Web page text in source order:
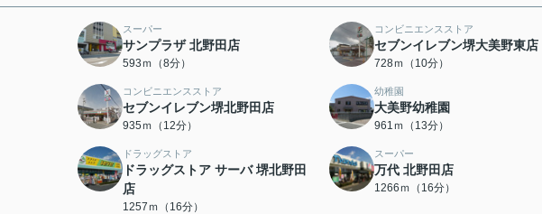
スーパー
サンプラザ 北野田店
593ｍ（8分）
コンビニエンスストア
セブンイレブン堺大美野東店
728ｍ（10分）
コンビニエンスストア
セブンイレブン堺北野田店
935ｍ（12分）
幼稚園
大美野幼稚園
961ｍ（13分）
ドラッグストア
ドラッグストア サーバ 堺北野田
店
1257ｍ（16分）
スーパー
万代 北野田店
1266ｍ（16分）